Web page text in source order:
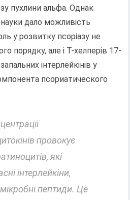
пухлини альфа. Однак
науки дало можливість
у розвитку псоріазу не
порядку, але і Т-хелперів 17-
інтерлейкінів у
псориатического
провокує
які
інтерлейкіни,
пептиди. Це